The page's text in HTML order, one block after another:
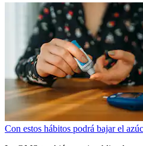
Con estos hábitos podrá bajar el